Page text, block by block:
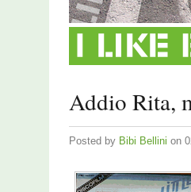
Addio Rita,
Posted by Bibi Bellini on